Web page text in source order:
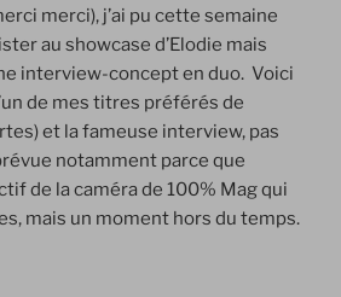
merci), j’ai pu cette semaine
au showcase d’Elodie mais
interview-concept en duo. Voici
de mes titres préférés de
et la fameuse interview, pas
notamment parce que
de la caméra de 100% Mag qui
mais un moment hors du temps.